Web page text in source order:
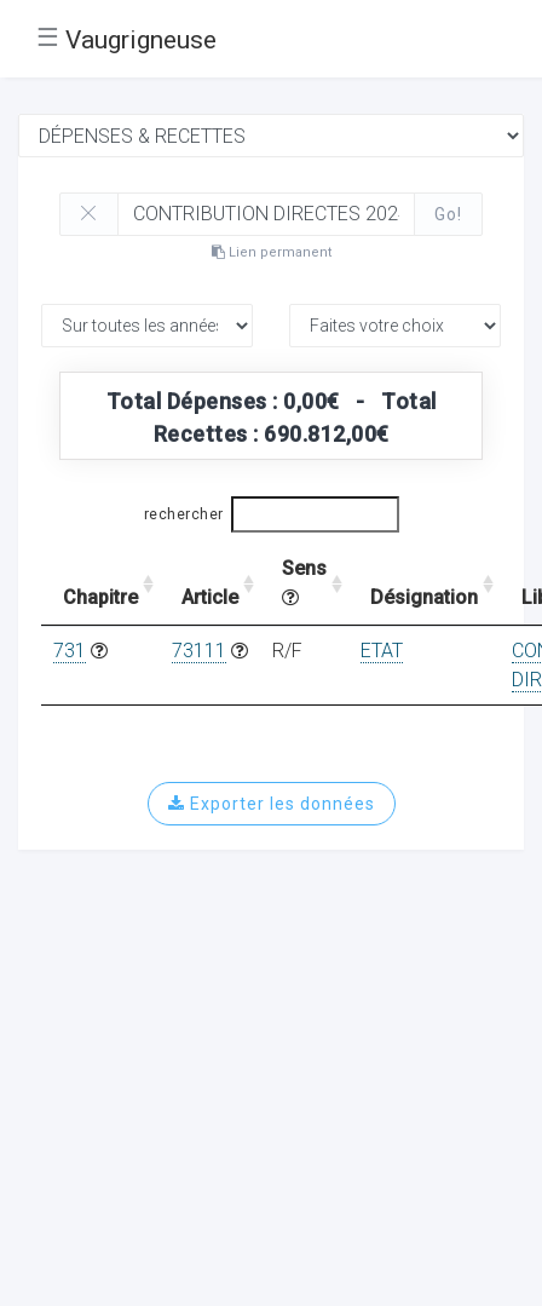
☰ Vaugrigneuse
Go!
Lien permanent
Total Dépenses : 0,00€ - Total
Recettes : 690.812,00€
rechercher
Chapitre Article
Sens
Désignation
731 73111 R/F ETAT
Exporter les données